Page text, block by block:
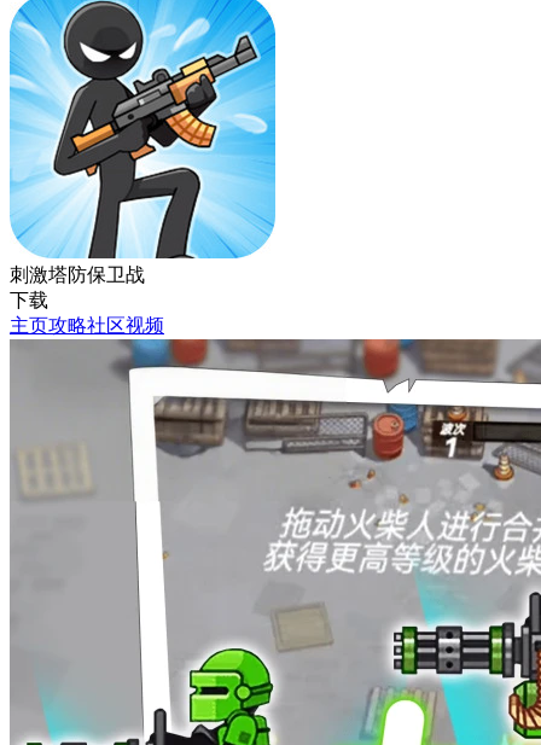
刺激塔防保卫战
下载
主页攻略社区视频